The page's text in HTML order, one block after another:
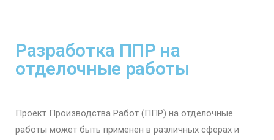
Разработка ППР на
отделочные работы
Проект Производства Работ (ППР) на отделочные
работы может быть применен в различных сферах и